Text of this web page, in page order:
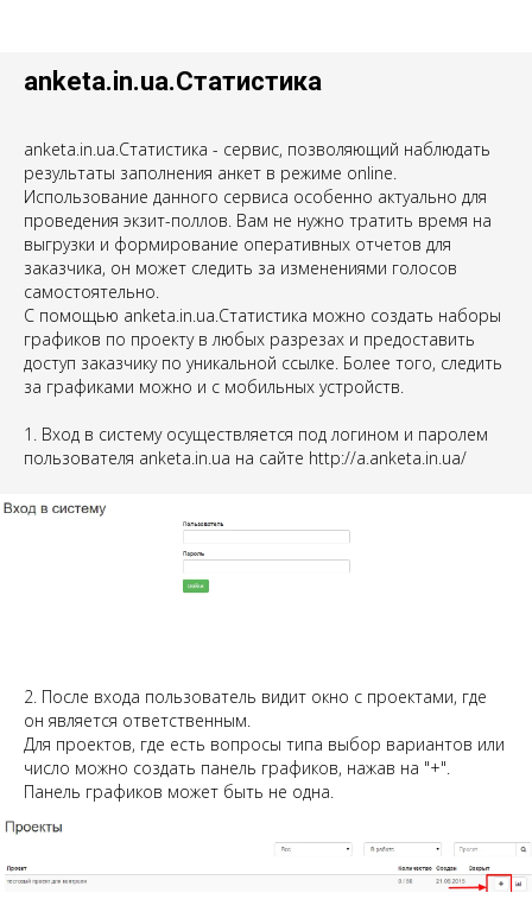
anketa.in.ua.Статистика
anketa.in.ua.Статистика - сервис, позволяющий наблюдать
результаты заполнения анкет в режиме online.
Использование данного сервиса особенно актуально для
проведения экзит-поллов. Вам не нужно тратить время на
выгрузки и формирование оперативных отчетов для
заказчика, он может следить за изменениями голосов
самостоятельно.
С помощью anketa.in.ua.Статистика можно создать наборы
графиков по проекту в любых разрезах и предоставить
доступ заказчику по уникальной ссылке. Более того, следить
за графиками можно и с мобильных устройств.
1. Вход в систему осуществляется под логином и паролем
пользователя anketa.in.ua на сайте http://a.anketa.in.ua/
2. После входа пользователь видит окно с проектами, где
он является ответственным.
Для проектов, где есть вопросы типа выбор вариантов или
число можно создать панель графиков, нажав на "+".
Панель графиков может быть не одна.